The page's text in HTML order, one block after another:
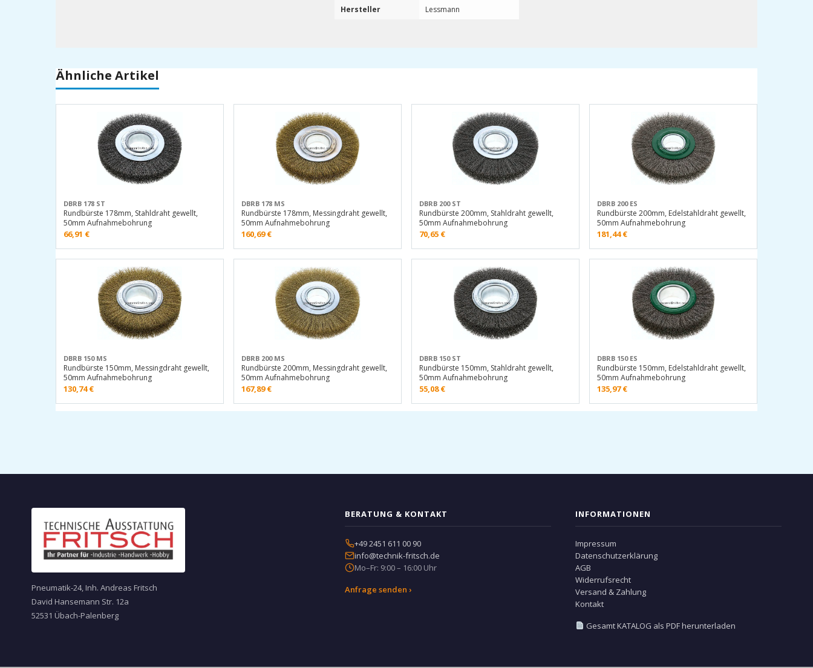
Hersteller
Lessmann
Ähnliche Artikel
DBRB 178 ST
Rundbürste 178mm, Stahldraht gewellt,
50mm Aufnahmebohrung
66,91 €
DBRB 178 MS
Rundbürste 178mm, Messingdraht gewellt,
50mm Aufnahmebohrung
160,69€
DBRB 200 ST
Rundbürste 200mm, Stahldraht gewellt,
50mm Aufnahmebohrung
70,65 €
DBRB 200 ES
Rundbürste 200mm, Edelstahldraht gewellt,
50mm Aufnahmebohrung
181,44€
DBRB 150 MS
Rundbürste 150mm, Messingdraht gewellt,
50mm Aufnahmebohrung
130,74€
DBRB 200 MS
Rundbürste 200mm, Messingdraht gewellt,
50mm Aufnahmebohrung
167,89€
DBRB 150 ST
Rundbürste 150mm, Stahldraht gewellt,
50mm Aufnahmebohrung
55,08€
DBRB 150 ES
Rundbürste 150mm, Edelstahldraht gewellt,
50mm Aufnahmebohrung
135,97€
Pneumatik-24, Inh. Andreas Fritsch
David Hansemann Str. 12a
52531 Übach-Palenberg
BERATUNG & KONTAKT
+49 2451 611 00 90
info@technik-fritsch.de
Mo–Fr: 9:00 – 16:00 Uhr
Anfrage senden ›
INFORMATIONEN
Impressum
Datenschutzerklärung
AGB
Widerrufsrecht
Versand & Zahlung
Kontakt
Gesamt KATALOG als PDF herunterladen